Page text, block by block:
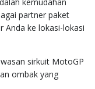
kemudahan
partner paket
Anda ke lokasi-lokasi
sirkuit MotoGP
ombak yang